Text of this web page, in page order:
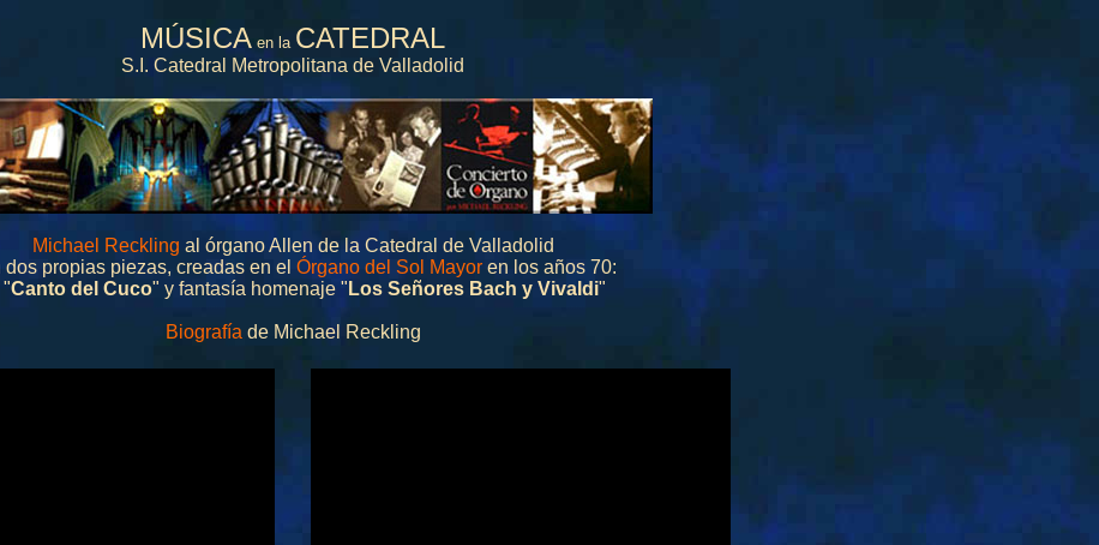
MÚSICA en la CATEDRAL
S.I. Catedral Metropolitana de Valladolid
Michael Reckling al órgano Allen de la Catedral de Valladolid
dos propias piezas, creadas en el Órgano del Sol Mayoren los años 70:
"Canto del Cuco" y fantasía homenaje " Los Señores Bach y Vivaldi"
Biografía de Michael Reckling